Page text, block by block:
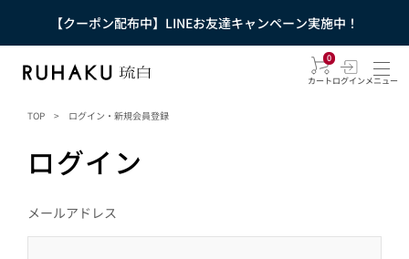
【クーポン配布中】LINEお友達キャンペーン実施中！
0
カートログインメニュー
TOP > ログイン・新規会員登録
ログイン
メールアドレス